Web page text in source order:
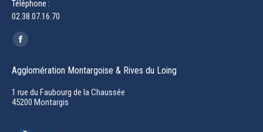
Téléphone :
02.38.07.16.70
Trouvez nous sur :
Facebook
opens
in
new
Agglomération Montargoise & Rives du Loing
1 rue du Faubourg de la Chaussée
45200 Montargis